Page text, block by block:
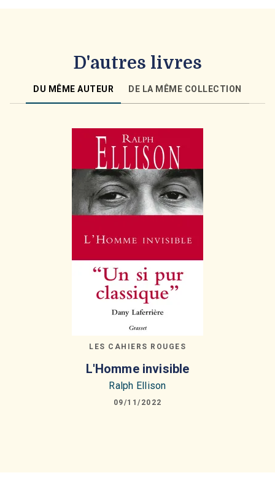
D'autres livres
DU MÊME AUTEUR DE LA MÊME COLLECTION
LES CAHIERS ROUGES
L'Homme invisible
Ralph Ellison
09/11/2022